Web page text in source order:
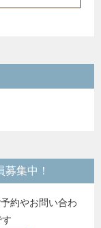
集中！
約やお問い合わ